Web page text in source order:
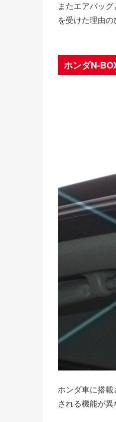
またエアバッ
を受けた理由の
ホンダN-
ホンダ車に搭
される機能が異